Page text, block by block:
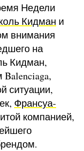
Недели
Кидман и
внимания
на
Кидман,
ситуации,
Франсуа-
компанией,